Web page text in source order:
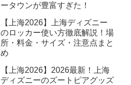
ータウンが豊富すぎた！
【上海2026】上海ディズニー
のロッカー使い方徹底解説！場
所・料金・サイズ・注意点まと
め
【上海2026】2026最新！上海
ディズニーのズートピアグッズ